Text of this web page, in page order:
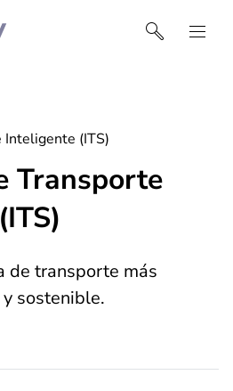
Keenfinity Group I Spain
Inteligente (ITS)
Transporte
de transporte más
sostenible.